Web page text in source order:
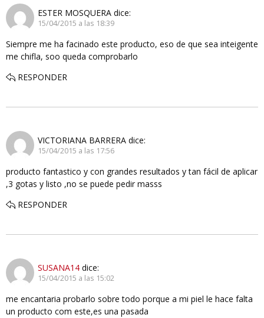
ESTER MOSQUERA dice:
15/04/2015 a las 18:39
Siempre me ha facinado este producto, eso de que sea inteigente
me chifla, soo queda comprobarlo
RESPONDER
VICTORIANA BARRERA dice:
15/04/2015 a las 17:56
producto fantastico y con grandes resultados y tan fácil de aplicar
,3 gotas y listo ,no se puede pedir masss
RESPONDER
SUSANA14 dice:
15/04/2015 a las 15:02
me encantaria probarlo sobre todo porque a mi piel le hace falta
un producto com este,es una pasada